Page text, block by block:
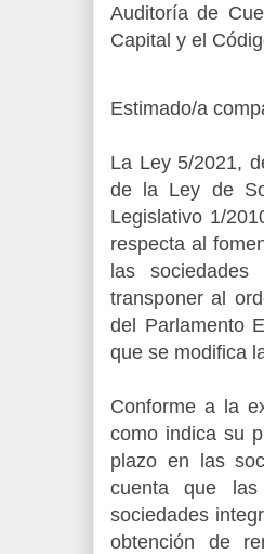
Auditoría de
Capital y el
Estimado/a
La Ley 5/2021,
de la Ley de
Legislativo 1/
respecta al
las
transponer al
del Parlamento
que se modifica
Conforme a la
como indica su
plazo en las
cuenta que
sociedades
obtención de